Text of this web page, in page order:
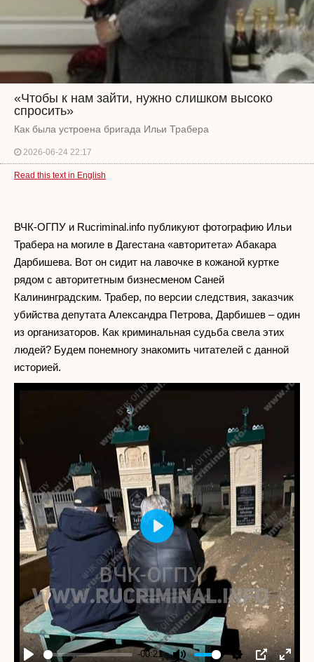
«Чтобы к нам зайти, нужно слишком высоко
спросить»
Как была устроена бригада Ильи Трабера
2026-06-24 22:17
Read this text in English
ВЧК-ОГПУ и Rucriminal.info публикуют фотографию Ильи
Трабера на могиле в Дагестана «авторитета» Абакара
Дарбишева. Вот он сидит на лавочке в кожаной куртке
рядом с авторитетным бизнесменом Саней
Калининградским. Трабер, по версии следствия, заказчик
убийства депутата Александра Петрова, Дарбишев – один
из организаторов. Как криминальная судьба свела этих
людей? Будем понемногу знакомить читателей с данной
историей.
-00:21
Play